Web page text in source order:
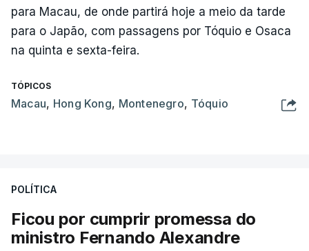
para Macau, de onde partirá hoje a meio da tarde
para o Japão, com passagens por Tóquio e Osaca
na quinta e sexta-feira.
TÓPICOS
Macau, Hong Kong, Montenegro, Tóquio
POLÍTICA
Ficou por cumprir promessa do
ministro Fernando Alexandre